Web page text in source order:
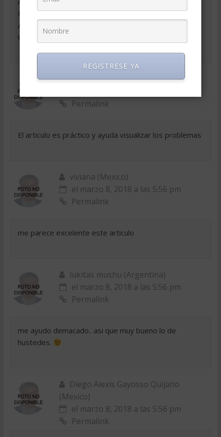
HE LEIDO EN SU PÁGINA ME HAN SIDO DE GRAN
AYUDA PARA ENTENDER LA TEORIA QUE VEO EN
CLASE
Rafel (Cuba)
Permalink
El articulo es práctico y ayuda visualizar los problemas
viviana (Mexico)
el marzo 8, 2018 a las 5:56 pm
Permalink
me parece excelente este articulo
lukitas mushu (Argentina)
el marzo 8, 2018 a las 5:56 pm
Permalink
me ayudo demacado.. asi que muy bueno lo de
hustedes.
Diego Alexis Gayosso Quijano
(Mexico)
el marzo 8, 2018 a las 5:56 pm
Permalink
REGISTRESE YA